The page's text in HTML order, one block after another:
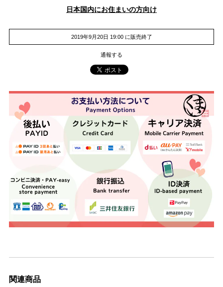
日本国内にお住まいの方向け
2019年9月20日 19:00 に販売終了
通報する
関連商品